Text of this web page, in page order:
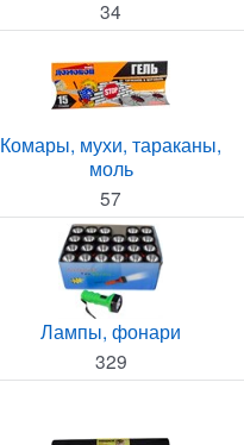
34
Комары, мухи, тараканы,
моль
57
Лампы, фонари
329